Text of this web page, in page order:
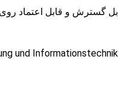
und Informationstechnik